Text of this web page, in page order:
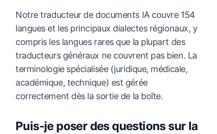
Notre traducteur de documents IA couvre 154
langues et les principaux dialectes régionaux, y
compris les langues rares que la plupart des
traducteurs généraux ne couvrent pas bien. La
terminologie spécialisée (juridique, médicale,
académique, technique) est gérée
correctement dès la sortie de la boîte.
Puis-je poser des questions sur la